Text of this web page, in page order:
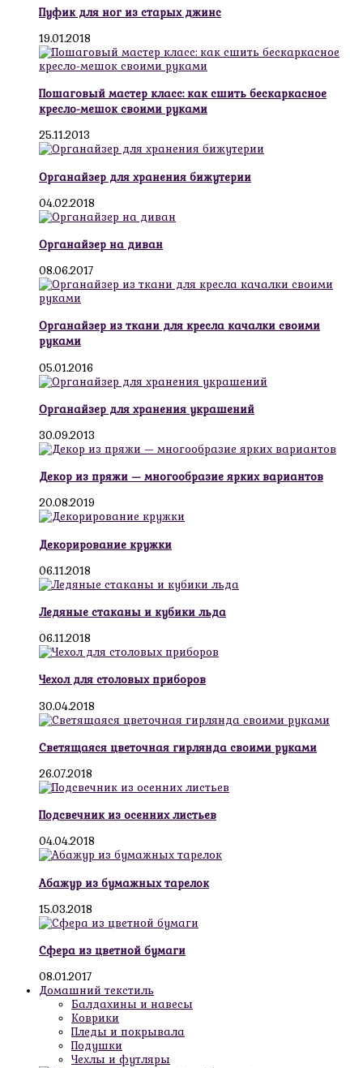
Пуфик для ног из старых джинс
19.01.2018
Пошаговый мастер класс: как сшить бескаркасное
кресло-мешок своими руками
25.11.2013
Органайзер для хранения бижутерии
04.02.2018
Органайзер на диван
08.06.2017
Органайзер из ткани для кресла качалки своими
руками
05.01.2016
Органайзер для хранения украшений
30.09.2013
Декор из пряжи — многообразие ярких вариантов
20.08.2019
Декорирование кружки
06.11.2018
Ледяные стаканы и кубики льда
06.11.2018
Чехол для столовых приборов
30.04.2018
Светящаяся цветочная гирлянда своими руками
26.07.2018
Подсвечник из осенних листьев
04.04.2018
Абажур из бумажных тарелок
15.03.2018
Сфера из цветной бумаги
08.01.2017
Домашний текстиль
Балдахины и навесы
Коврики
Пледы и покрывала
Подушки
Чехлы и футляры